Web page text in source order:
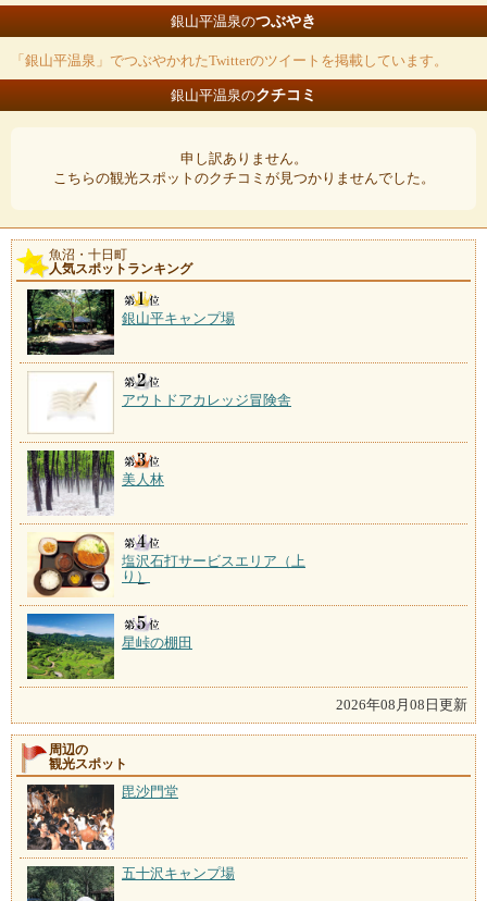
銀山平温泉のつぶやき
「銀山平温泉」でつぶやかれたTwitterのツイートを掲載しています。
銀山平温泉のクチコミ
申し訳ありません。
こちらの観光スポットのクチコミが見つかりませんでした。
魚沼・十日町
人気スポットランキング
銀山平キャンプ場
アウトドアカレッジ冒険舎
美人林
塩沢石打サービスエリア（上
り）
星峠の棚田
2026年08月08日更新
周辺の
観光スポット
毘沙門堂
五十沢キャンプ場